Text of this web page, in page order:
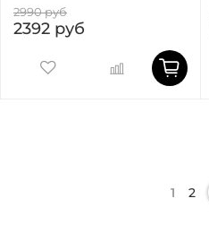
2990 руб
2392 руб
1 2